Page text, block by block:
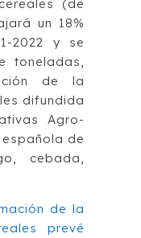
(de
un 18%
2022 y se
toneladas,
de la
difundida
Agro-
de
cebada,
de la
prevé